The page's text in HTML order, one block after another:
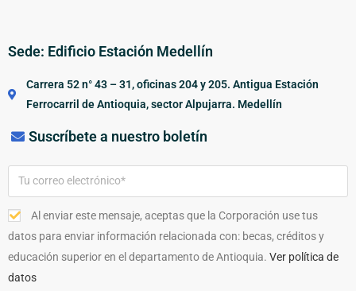
Sede: Edificio Estación Medellín
Carrera 52 n° 43 – 31, oficinas 204 y 205. Antigua Estación
Ferrocarril de Antioquia, sector Alpujarra. Medellín
Suscríbete a nuestro boletín
Al enviar este mensaje, aceptas que la Corporación use tus
datos para enviar información relacionada con: becas, créditos y
educación superior en el departamento de Antioquia. Ver política de
datos